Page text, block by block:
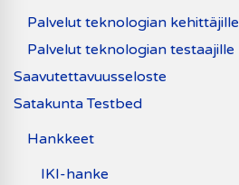
Palvelut teknologian kehittäjille
Palvelut teknologian testaajille
Saavutettavuusseloste
Satakunta Testbed
Hankkeet
IKI-hanke